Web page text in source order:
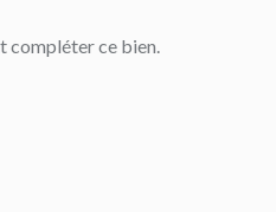
compléter ce bien.